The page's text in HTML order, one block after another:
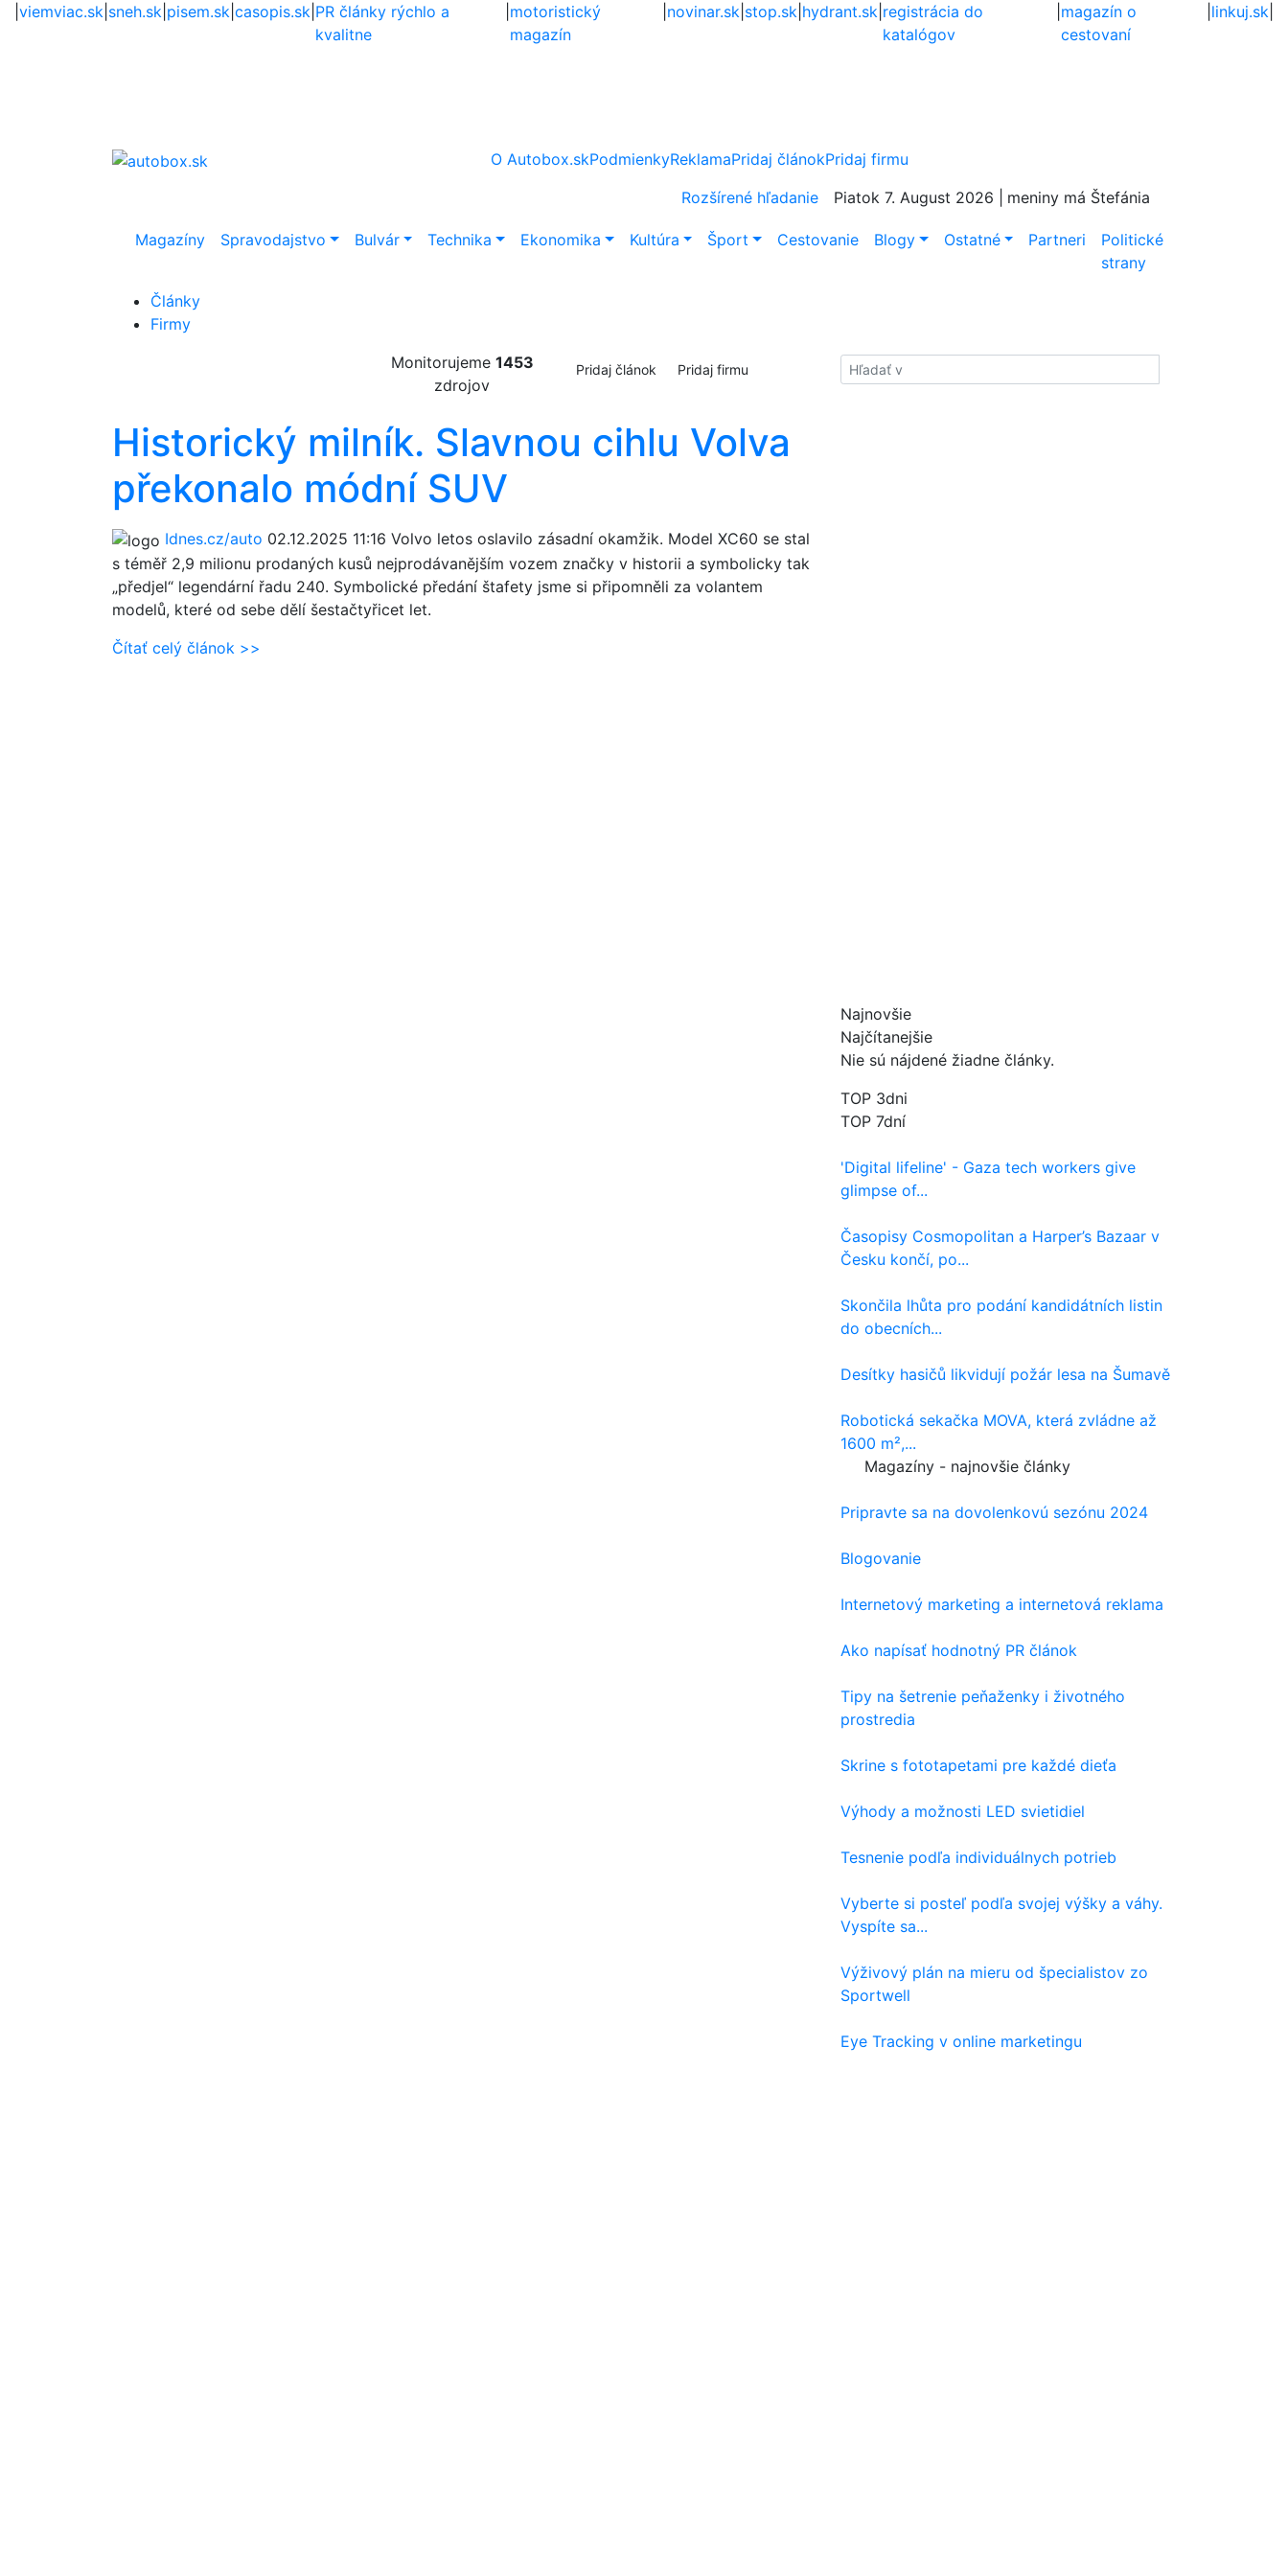
viemviac.sk sneh.sk pisem.sk casopis.sk PR články rýchlo a
kvalitne
motoristický
magazín
novinar.sk stop.sk hydrant.sk registrácia do
katalógov
magazín o
cestovaní
linkuj.sk|
O Autobox.skPodmienkyReklamaPridaj článokPridaj firmu
Rozšírené hľadanie
Piatok 7. August 2026 | meniny má Štefánia
Magazíny Spravodajstvo Bulvár Technika Ekonomika Kultúra Šport Cestovanie Blogy Ostatné Partneri
Politické
strany
Články
Firmy
Monitorujeme 1453
zdrojov
Pridaj článok Pridaj firmu Hladať
Historický milník. Slavnou cihlu Volva
překonalo módní SUV
Idnes.cz/auto 02.12.2025 11:16 Volvo letos oslavilo zásadní okamžik. Model XC60 se stal
s téměř 2,9 milionu prodaných kusů nejprodávanějším vozem značky v historii a symbolicky tak
„předjel“ legendární řadu 240. Symbolické předání štafety jsme si připomněli za volantem
modelů, které od sebe dělí šestačtyřicet let.
Čítať celý článok >>
Najnovšie
Najčítanejšie
Nie sú nájdené žiadne články.
TOP 3dni
TOP 7dní
'Digital lifeline' - Gaza tech workers give
glimpse of...
Časopisy Cosmopolitan a Harper’s Bazaar v
Česku končí, po...
Skončila lhůta pro podání kandidátních listin
do obecních...
Desítky hasičů likvidují požár lesa na Šumavě
Robotická sekačka MOVA, která zvládne až
1600 m²,...
Magazíny - najnovšie články
Pripravte sa na dovolenkovú sezónu 2024
Blogovanie
Internetový marketing a internetová reklama
Ako napísať hodnotný PR článok
Tipy na šetrenie peňaženky i životného
prostredia
Skrine s fototapetami pre každé dieťa
Výhody a možnosti LED svietidiel
Tesnenie podľa individuálnych potrieb
Vyberte si posteľ podľa svojej výšky a váhy.
Vyspíte sa...
Výživový plán na mieru od špecialistov zo
Sportwell
Eye Tracking v online marketingu